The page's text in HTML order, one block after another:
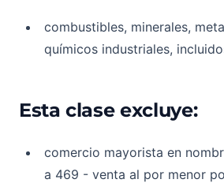
combustibles, minerales,
químicos industriales,
Esta clase excluye:
comercio mayorista en
a 469 - venta al por menor